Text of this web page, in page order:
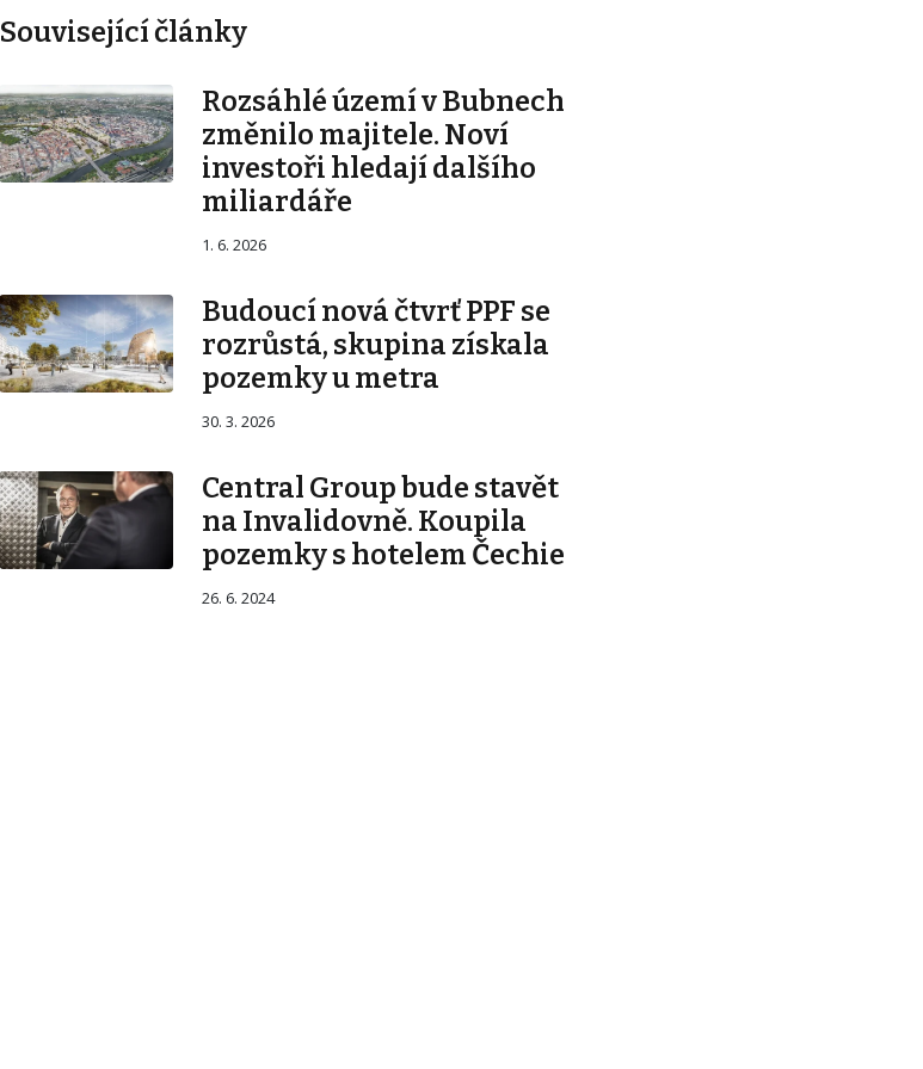
Související články
Rozsáhlé území v Bubnech
změnilo majitele. Noví
investoři hledají dalšího
miliardáře
1. 6. 2026
Budoucí nová čtvrť PPF se
rozrůstá, skupina získala
pozemky u metra
30. 3. 2026
Central Group bude stavět
na Invalidovně. Koupila
pozemky s hotelem Čechie
26. 6. 2024